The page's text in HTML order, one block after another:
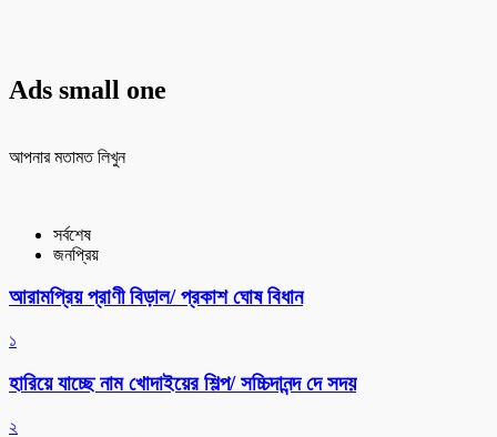
Ads small one
আপনার মতামত লিখুন
সর্বশেষ
জনপ্রিয়
আরামপ্রিয় প্রাণী বিড়াল/ প্রকাশ ঘোষ বিধান
১
হারিয়ে যাচ্ছে নাম খোদাইয়ের শিল্প/ সচ্চিদানন্দ দে সদয়
২